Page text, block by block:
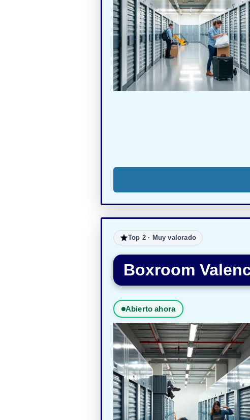
Top 2 · Muy valorado
Boxroom
Abierto ahora